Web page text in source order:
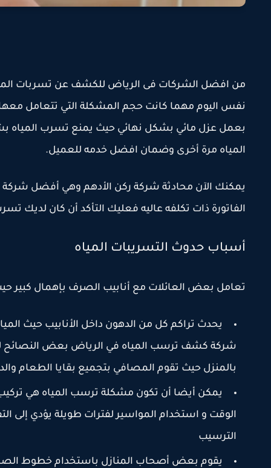
من افضل الشركات فى الرياض للكشف عن تسربات
نفس اليوم مهما كانت حجم المشكلة التي تتعامل
بعمل عزل مائي بشكل نهائي حيث يمنع تسرب المياه
المياه مرة أخرى وضمان افضل خدمه للعميل.
يمكنك الآن محادثة شركة ركن الأدهم وهي أفضل شركة
الفاتورة ذات تكلفه عاليه فعليك التأكد أن كان لديك تسرب مياه
أسباب حدوث التسريبات المياه
تعامل بعض العائلات مع أنابيب الصرف بإهمال كبير
يحدث تراكم كل من الدهون داخل الأنابيب حيث
شركة كشف ترسب المياه في الرياض بعض النصائح
بالمنزل حيث تقوم المصافي بتجميع بقايا الطعام
يمكن أيضا أن تكون مشكلة ترسب المياه هي
الوقت و استخدام المواسير لفترات طويلة يؤدي إلى
الترسيب
يقوم بعض أصحاب المنازل باستخدام خطوط